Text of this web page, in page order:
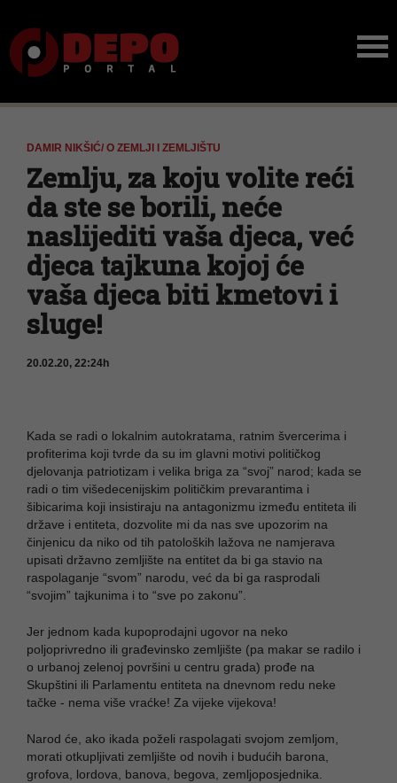
DAMIR NIKŠIĆ/ O ZEMLJI I ZEMLJIŠTU
Zemlju, za koju volite reći
da ste se borili, neće
naslijediti vaša djeca, već
djeca tajkuna kojoj će
vaša djeca biti kmetovi i
sluge!
20.02.20, 22:24h
Kada se radi o lokalnim autokratama, ratnim švercerima i
profiterima koji tvrde da su im glavni motivi političkog
djelovanja patriotizam i velika briga za “svoj” narod; kada se
radi o tim višedecenijskim političkim prevarantima i
šibicarima koji insistiraju na antagonizmu između entiteta ili
države i entiteta, dozvolite mi da nas sve upozorim na
činjenicu da niko od tih patoloških lažova ne namjerava
upisati državno zemljište na entitet da bi ga stavio na
raspolaganje “svom” narodu, već da bi ga rasprodali
“svojim” tajkunima i to “sve po zakonu”.
Jer jednom kada kupoprodajni ugovor na neko
poljoprivredno ili građevinsko zemljište (pa makar se radilo i
o urbanoj zelenoj površini u centru grada) prođe na
Skupštini ili Parlamentu entiteta na dnevnom redu neke
tačke - nema više vraćke! Za vijeke vijekova!
Narod će, ako ikada poželi raspolagati svojom zemljom,
morati otkupljivati zemljište od novih i budućih barona,
grofova, lordova, banova, begova, zemljoposjednika.